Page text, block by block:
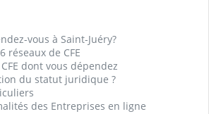
vous à Saint-Juéry?
réseaux de CFE
dont vous dépendez
du statut juridique ?
des Entreprises en ligne